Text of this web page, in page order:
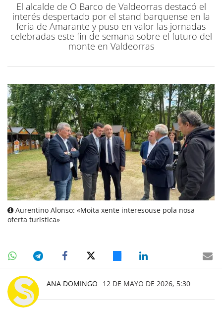
El alcalde de O Barco de Valdeorras destacó el
interés despertado por el stand barquense en la
feria de Amarante y puso en valor las jornadas
celebradas este fin de semana sobre el futuro del
monte en Valdeorras
Aurentino Alonso: «Moita xente interesouse pola nosa
oferta turística»
ANA DOMINGO 12 DE MAYO DE 2026, 5:30